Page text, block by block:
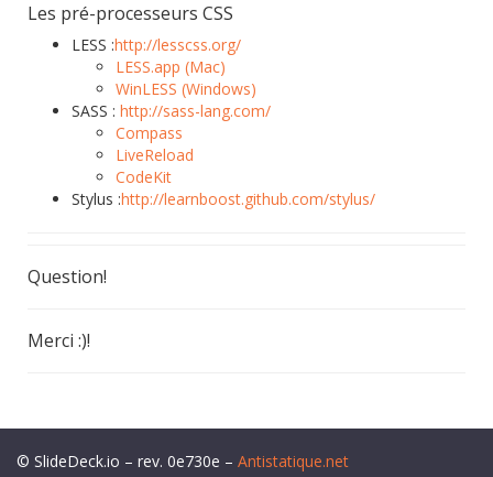
Les pré-processeurs CSS
LESS :http://lesscss.org/
LESS.app (Mac)
WinLESS (Windows)
SASS : http://sass-lang.com/
Compass
LiveReload
CodeKit
Stylus :http://learnboost.github.com/stylus/
Question!
Merci :)!
© SlideDeck.io – rev. 0e730e – Antistatique.net